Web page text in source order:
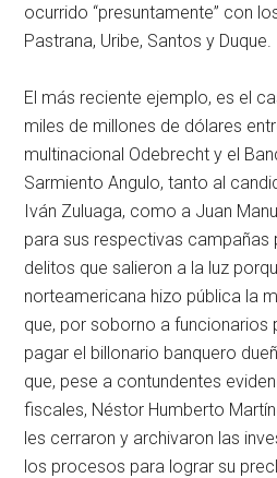
ocurrido “presuntamente” con
Pastrana, Uribe, Santos y Duque.
El más reciente ejemplo, es el
miles de millones de dólares
multinacional Odebrecht y el
Sarmiento Angulo, tanto al
Iván Zuluaga, como a Juan
para sus respectivas campañas
delitos que salieron a la luz
norteamericana hizo pública la
que, por soborno a funcionarios
pagar el billonario banquero
que, pese a contundentes
fiscales, Néstor Humberto
les cerraron y archivaron las
los procesos para lograr su